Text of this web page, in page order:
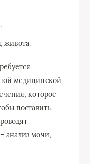
живота.
медицинской
которое
поставить
анализ мочи,